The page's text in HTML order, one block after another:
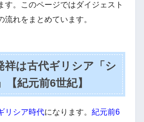
す。このページではダイジェスト
流れをまとめています。
祥は古代ギリシア「シ
紀元前6世紀】
リシア時代になります。 紀元前6